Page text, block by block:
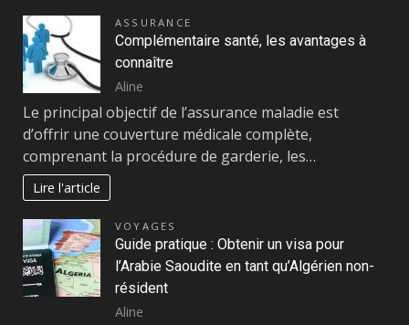
ASSURANCE
Complémentaire santé, les avantages à
connaître
Aline
Le principal objectif de l’assurance maladie est
d’offrir une couverture médicale complète,
comprenant la procédure de garderie, les…
Lire l'article
VOYAGES
Guide pratique : Obtenir un visa pour
l’Arabie Saoudite en tant qu’Algérien non-
résident
Aline